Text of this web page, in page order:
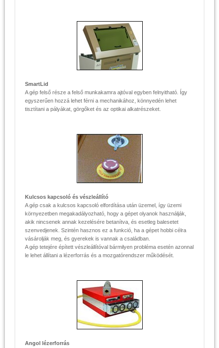
SmartLid
A gép felső része a felső munkakamra ajtóval egyben felnyitható. Így
egyszerűen hozzá lehet férni a mechanikához, könnyedén lehet
tisztítani a pályákat, görgőket és az optikai alkatrészeket.
Kulcsos kapcsoló és vészleállító
A gép csak a kulcsos kapcsoló elfordítása után üzemel, így üzemi
környezetben megakadályozható, hogy a gépet olyanok használják,
akik nincsenek annak kezelésére betanítva, és esetleg balesetet
szenvedjenek. Szintén hasznos ez a funkció, ha a gépet hobbi célra
vásárolják meg, és gyerekek is vannak a családban.
A gép tetejére épített vészleállítóval bármilyen probléma esetén azonnal
le lehet állítani a lézerforrás és a mozgatórendszer működését.
Angol lézerforrás